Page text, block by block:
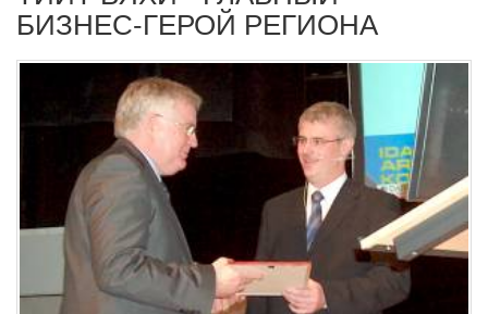
БИЗНЕС-ГЕРОЙ РЕГИОНА